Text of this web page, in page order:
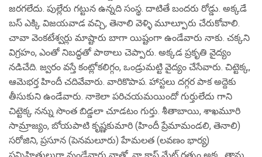
జరగలేదు. పుల్లేరు గట్టున ఉన్నది సంస్థ. దాటితే బందరు రోడ్డు. అక్కడే
బస్ ఎక్కి విజయవాడ వచ్చి, తెనాలి వెళ్ళి మూల్పూరు చేరుకోవాలి.
చావా వెంకటేశ్వర్లు మాష్టారు బాగా యిష్టంగా ఉండేవారు నాకు. చక్కని
విగ్రహం, ఎంతో నిబద్ధతో పాఠాలు చెప్పారు. అక్కడ ప్రకృతి వైద్యం
నడిచేది. జ్వరం వస్తే కంట్లోకలిగ్గం, ఒండ్రుమట్టి వైద్యం చేసేవారు. చిట్టెక్క,
ఆమెభర్త హిందీ చదివేవారు. వారికొపాప. హాస్టలు దగ్గర పాక అద్దెకు
తీసుకుని ఉండేవారు. నాకెలా పరిచయమయిందో గుర్తులేదు గాని
చిట్టెక్క నన్ను సొంత బిడ్డలా చూడటం గుర్తు. శీతాబాయి, శాఖమూరి
సామ్రాజ్యం, బోయపాటి కృష్ణకుమారి (హిందీ ప్రేమామండలి, తెనాలి)
సరోజిని, ప్రసూన (పెనమలూరు) హేమలత (లవణం భార్య)